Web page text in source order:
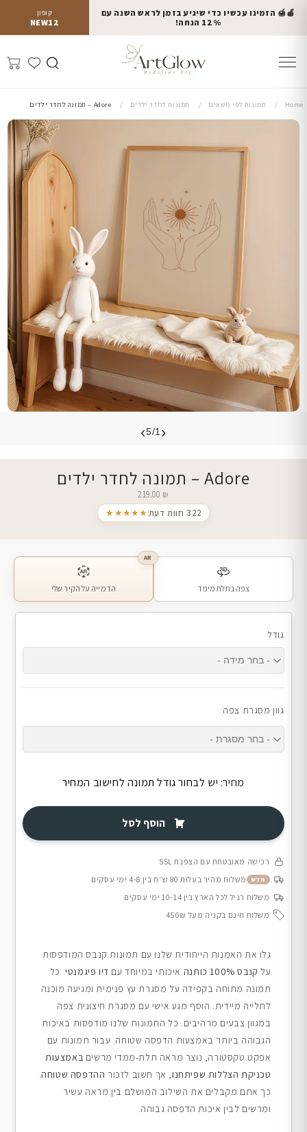
קופון
NEW12
🍎🍯 הזמינו עכשיו כדי שיגיע בזמן לראש השנה עם
12% הנחה!
Home תמונות לפי נושאים תמונות לחדר ילדים Adore – תמונה לחדר ילדים
‹
5/1
›
Adore – תמונה לחדר ילדים
219.00 ₪
★★★★★
322 חוות דעת
צפה בתלת מימד
AR
הדמייה על הקיר שלי
גודל
גוון מסגרת צפה
מחיר: יש לבחור גודל תמונה לחישוב המחיר
הוסף לסל
רכישה מאובטחת עם הצפנת SSL
חדש
משלוח מהיר בעלות 80 ש״ח בין 4-8 ימי עסקים
משלוח רגיל לכל הארץ בין 10-14 ימי עסקים
משלוח חינם בקניה מעל 450₪
גלו את האמנות הייחודית שלנו עם תמונות קנבס המודפסות
על קנבס 100% כותנה איכותי במיוחד עם דיו פיגמנטי. כל
תמונה מתוחה בקפידה על מסגרת עץ פנימית ומגיעה מוכנה
לתלייה מיידית. הוסף מגע אישי עם מסגרת חיצונית צפה
במגוון צבעים מרהיבים. כל התמונות שלנו מודפסות באיכות
הגבוהה ביותר באמצעות הדפסה שטוחה. עבור תמונות עם
אפקט טקסטורה, נוצר מראה תלת-ממדי מרשים באמצעות
טכניקת הצללות שפיתחנו, אך חשוב לזכור ההדפסה שטוחה.
כך אתם מקבלים את השילוב המושלם בין מראה עשיר
ומרשים לבין איכות הדפסה גבוהה.